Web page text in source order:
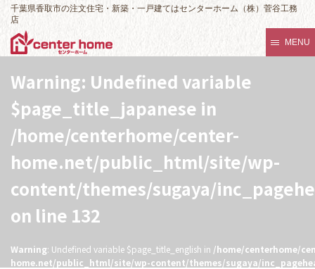
千葉県香取市の注文住宅・新築・一戸建てはセンターホーム（株）菅谷工務
店
MENU
Warning: Undefined variable
$page_title_japanese in
/home/centerhome/center-
home.net/public_html/site/wp-
content/themes/sugaya/
on line 132
Warning: Undefined variable $page_title_english in /home/centerhome/
home.net/public_html/site/wp-content/themes/sugaya/